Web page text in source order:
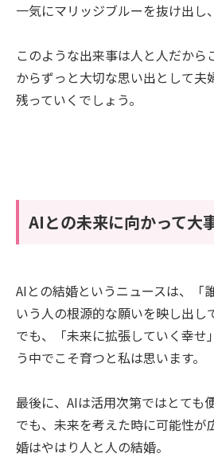
一気にマリッジブルーを抜け出し
このような出来事は人と人だから
からずっと大切な思い出として夫
残っていくでしょう。
AIとの未来に向かって大
AIとの結婚というニュースは、「
いう人の根源的な願いを映し出し
でも、「未来に拡張していく幸せ
う中でこそ育つと私は思います。
最後に、AIは活用次第ではとても
でも、未来を考えた時に可能性が
婚はやはり人と人の結婚。